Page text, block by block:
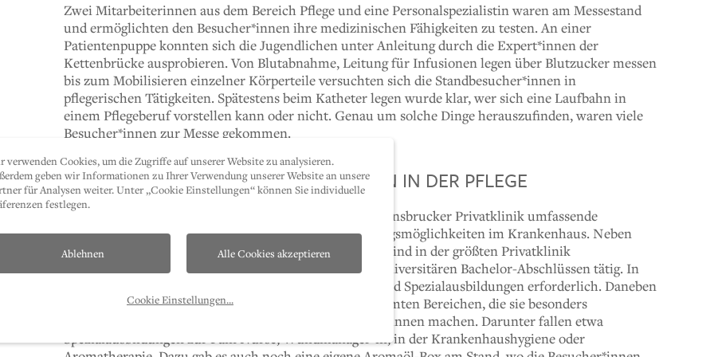
Zwei Mitarbeiterinnen aus dem Bereich Pflege und eine Personalspezialistin waren am Messestand
und ermöglichten den Besucher*innen ihre medizinischen Fähigkeiten zu testen. An einer
Patientenpuppe konnten sich die Jugendlichen unter Anleitung durch die Expert*innen der
Kettenbrücke ausprobieren. Von Blutabnahme, Leitung für Infusionen legen über Blutzucker messen
bis zum Mobilisieren einzelner Körperteile versuchten sich die Standbesucher*innen in
pflegerischen Tätigkeiten. Spätestens beim Katheter legen wurde klar, wer sich eine Laufbahn in
einem Pflegeberuf vorstellen kann oder nicht. Genau um solche Dinge herauszufinden, waren viele
Besucher*innen zur Messe gekommen.
VERSCHIEDENSTE JOBMÖGLICHKEITEN IN DER PFLEGE
Neben den praktischen Übungen gab es am Stand der Innsbrucker Privatklinik umfassende
Informationen zu den vielfältigen Jobs und Entwicklungsmöglichkeiten im Krankenhaus. Neben
Diplomierten Gesundheits- und Krankenpfleger*innen sind in der größten Privatklinik
Westösterreichs immer mehr Pflegeexpert*innen mit universitären Bachelor-Abschlüssen tätig. In
einigen Bereichen wie dem OP oder der Geburtshilfe sind Spezialausbildungen erforderlich. Daneben
vertiefen viele Pflegepersonen ihr Fachwissen in bestimmten Bereichen, die sie besonders
interessieren und im Krankenhausbetrieb zu Spezialist*innen machen. Darunter fallen etwa
Spezialausbildungen zur Pain Nurse, Wundmanager*in, in der Krankenhaushygiene oder
verwenden Cookies, um die Zugriffe auf unserer Website zu analysieren.
geben wir Informationen zu Ihrer Verwendung unserer Website an unsere
für Analysen weiter. Unter „Cookie Einstellungen“ können Sie individuelle
festlegen.
Cookie Einstellungen...
Ablehnen Alle Cookies akzeptieren